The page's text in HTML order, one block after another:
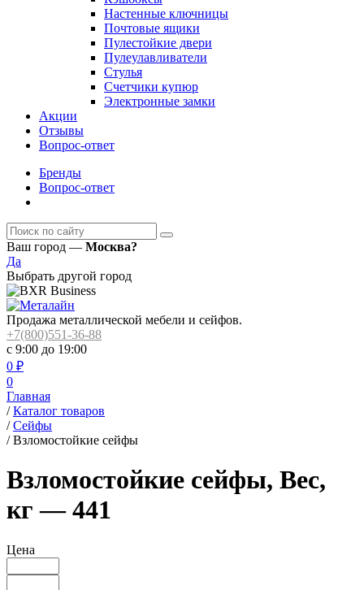
Настенные ключницы
Почтовые ящики
Пулестойкие двери
Пулеулавливатели
Стулья
Счетчики купюр
Электронные замки
Акции
Отзывы
Вопрос-ответ
Бренды
Вопрос-ответ
Ваш город — Москва?
Да
Выбрать другой город
Продажа металлической мебели и сейфов.
+7(800)551-36-88
с 9:00 до 19:00
0 ₽
0
Главная
/ Каталог товаров
/ Сейфы
/ Взломостойкие сейфы
Взломостойкие сейфы, Вес,
кг — 441
Цена